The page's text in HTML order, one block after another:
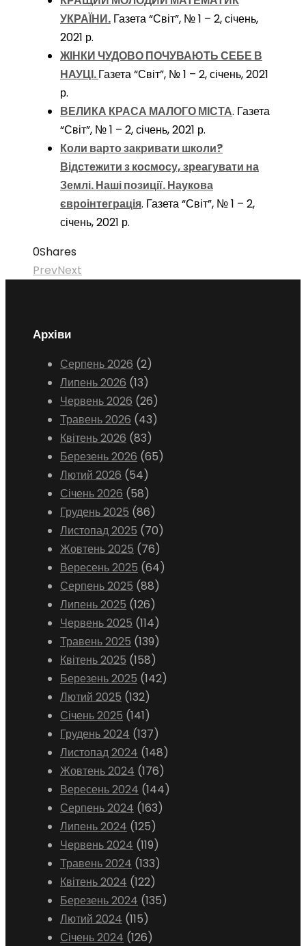
УКРАЇНИ. Газета “Світ”, № 1 – 2, січень,
2021 р.
ЖІНКИ ЧУДОВО ПОЧУВАЮТЬ СЕБЕ В
НАУЦІ.Газета “Світ”, № 1 – 2, січень, 2021
р.
ВЕЛИКА КРАСА МАЛОГО МІСТА. Газета
“Світ”, № 1 – 2, січень, 2021 р.
Коли варто закривати школи?
Відстежити з космосу, зреагувати на
Землі. Наші позиції. Наукова
євроінтеграція. Газета “Світ”, № 1 – 2,
січень, 2021 р.
0Shares
PrevNext
Архіви
Серпень 2026 (2)
Липень 2026 (13)
Червень 2026 (26)
Травень 2026 (43)
Квітень 2026 (83)
Березень 2026 (65)
Лютий 2026 (54)
Січень 2026 (58)
Грудень 2025 (86)
Листопад 2025 (70)
Жовтень 2025 (76)
Вересень 2025 (64)
Серпень 2025 (88)
Липень 2025 (126)
Червень 2025 (114)
Травень 2025 (139)
Квітень 2025 (158)
Березень 2025 (142)
Лютий 2025 (132)
Січень 2025 (141)
Грудень 2024 (137)
Листопад 2024 (148)
Жовтень 2024 (176)
Вересень 2024 (144)
Серпень 2024 (163)
Липень 2024 (125)
Червень 2024 (119)
Травень 2024 (133)
Квітень 2024 (122)
Березень 2024 (135)
Лютий 2024 (115)
Січень 2024 (126)